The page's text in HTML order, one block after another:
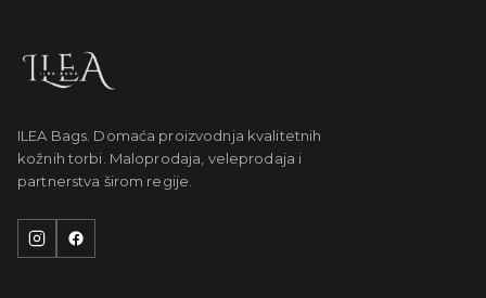
ILEA Bags. Domaća proizvodnja kvalitetnih
kožnih torbi. Maloprodaja, veleprodaja i
partnerstva širom regije.